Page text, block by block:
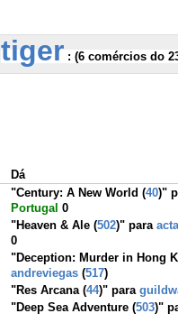
tiger : (6 comércios do
Dá
"Century: A New World (40)"
Portugal 0
"Heaven & Ale (502)" para
0
"Deception: Murder in Hong
andreviegas (517)
"Res Arcana (44)" para
"Deep Sea Adventure (503)"